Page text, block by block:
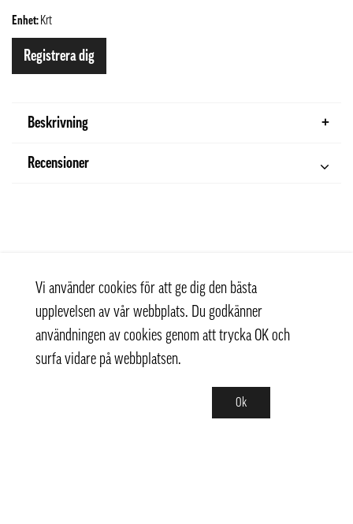
Enhet: Krt
Registrera dig
Beskrivning
Recensioner
Vi använder cookies för att ge dig den bästa
upplevelsen av vår webbplats. Du godkänner
användningen av cookies genom att trycka OK och
surfa vidare på webbplatsen.
Ok